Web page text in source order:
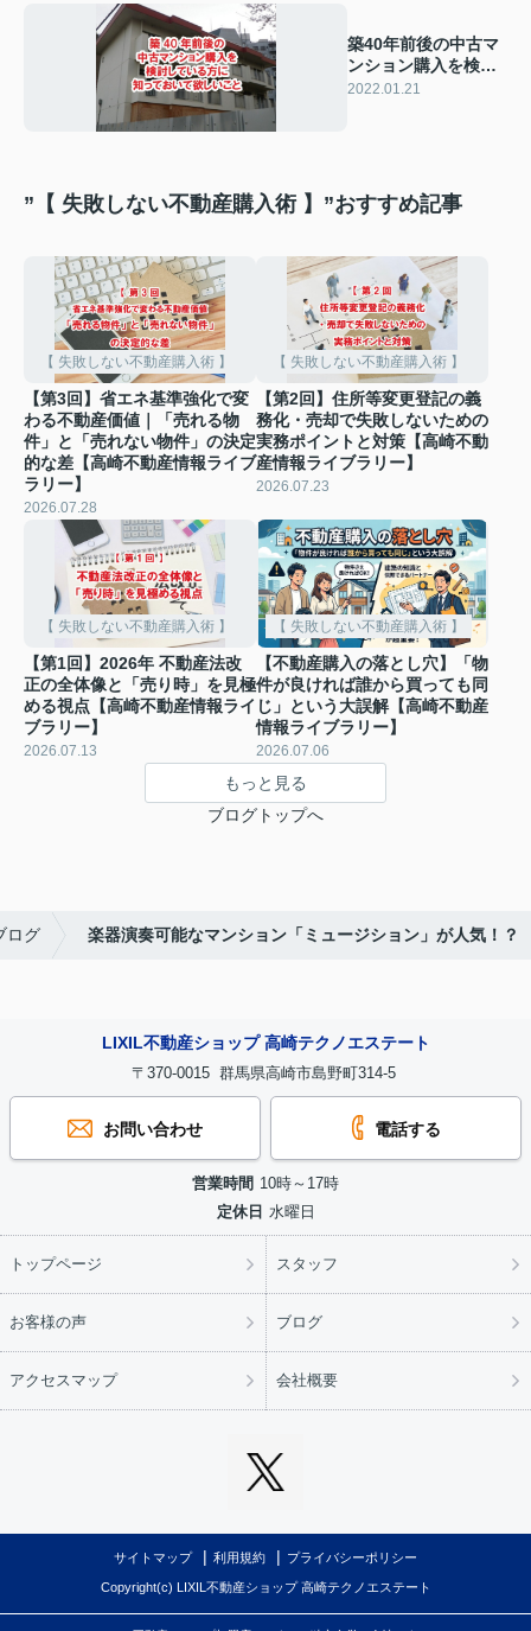
築40年前後の中古マ
ンション購入を検討
している方に知って
2022.01.21
”【 失敗しない不動産購入術 】”おすすめ記事
【 失敗しない不動産購入術 】
【第3回】省エネ基準強化で変
わる不動産価値｜「売れる物
件」と「売れない物件」の決定
的な差【高崎不動産情報ライブ
ラリー】
2026.07.28
【 失敗しない不動産購入術 】
【第2回】住所等変更登記の義
務化・売却で失敗しないための
実務ポイントと対策【高崎不動
産情報ライブラリー】
2026.07.23
【 失敗しない不動産購入術 】
【第1回】2026年 不動産法改
正の全体像と「売り時」を見極
める視点【高崎不動産情報ライ
ブラリー】
2026.07.13
【 失敗しない不動産購入術 】
【不動産購入の落とし穴】「物
件が良ければ誰から買っても同
じ」という大誤解【高崎不動産
情報ライブラリー】
2026.07.06
もっと見る
ブログトップへ
ログ 楽器演奏可能なマンション「ミュージション」が人気！？
LIXIL不動産ショップ 高崎テクノエステート
〒370-0015 群馬県高崎市島野町314-5
お問い合わせ 電話する
営業時間 10時～17時
定休日 水曜日
トップページ スタッフ
お客様の声 ブログ
アクセスマップ 会社概要
サイトマップ 利用規約 プライバシーポリシー
Copyright(c) LIXIL不動産ショップ 高崎テクノエステート